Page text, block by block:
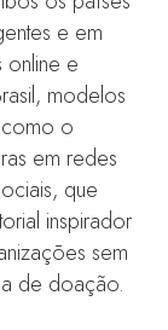
e em
e
modelos
o
em redes
que
inspirador
sem
de doação.